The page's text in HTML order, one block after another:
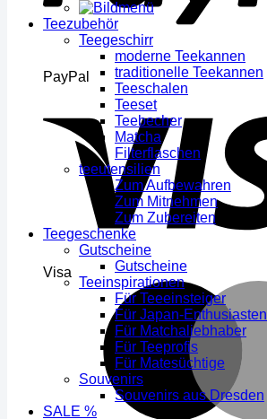
PayPal
Visa
Teezubehör
Teegeschirr
moderne Teekannen
traditionelle Teekannen
Teeschalen
Teeset
Teebecher
Matcha
Filterflaschen
teeutensilien
Zum Aufbewahren
Zum Mitnehmen
Zum Zubereiten
Teegeschenke
Gutscheine
Gutscheine
Teeinspirationen
Für Teeeinsteiger
Für Japan-Enthusiasten
Für Matchaliebhaber
Für Teeprofis
Für Matesüchtige
Souvenirs
Souvenirs aus Dresden
SALE %